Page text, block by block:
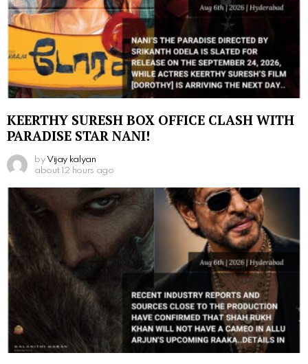
KEERTHY SURESH BOX OFFICE CLASH WITH
PARADISE STAR NANI!
by Vijay kalyan
about 12 hours ago